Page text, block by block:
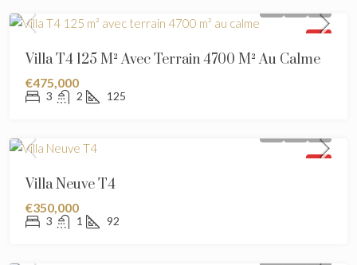
SOLD
Villa T4 125 M² Avec Terrain 4700 M² Au Calme
€475,000
3 2 125
SOLD
Villa Neuve T4
€350,000
3 1 92